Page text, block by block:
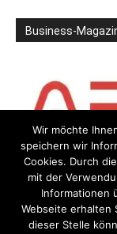
Business-
Wir möchte
speichern wir
Cookies. Durch
mit der
Informationen
Webseite erhalten
dieser Stelle